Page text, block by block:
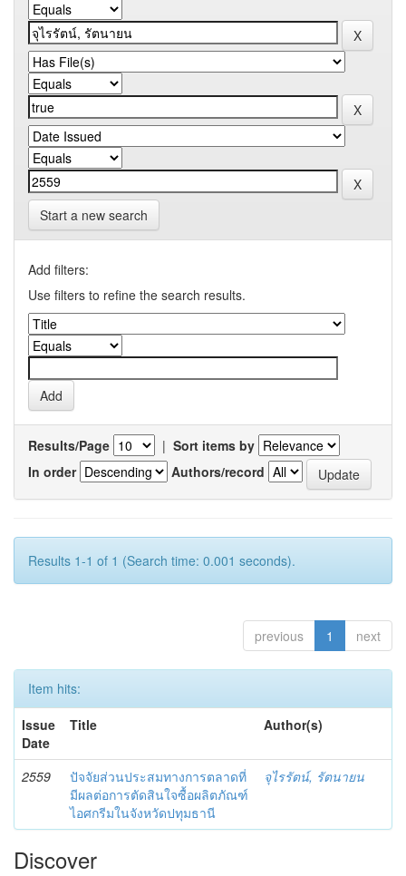
Start a new search
Add filters:
Use filters to refine the search results.
Results/Page | Sort items by
In order
Authors/record
Results 1-1 of 1 (Search time: 0.001 seconds).
previous 1 next
Item hits:
Issue
Date
Title Author(s)
2559
ปัจจัยส่วนประสมทางการตลาดที่
มีผลต่อการตัดสินใจซื้อผลิตภัณฑ์
ไอศกรีมในจังหวัดปทุมธานี
จุไรรัตน์, รัตนายน
Discover